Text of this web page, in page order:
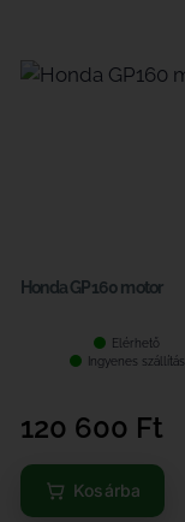
Honda GP160 motor
Elérhető
Ingyenes szállítás
120 600 Ft
Kosárba